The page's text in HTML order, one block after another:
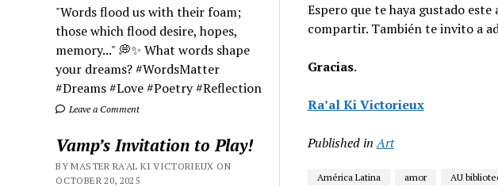
"Words flood us with their foam;
those which flood desire, hopes,
memory..." 💭✨ What words shape
your dreams? #WordsMatter
#Dreams #Love #Poetry #Reflection
Leave a Comment
Vamp’s Invitation to Play!
BY MASTER RA'AL KI VICTORIEUX ON
OCTOBER 20, 2025
Espero que te haya gustado
compartir. También te invito a
Gracias.
Ra’al Ki Victorieux
Published in Art
América Latina amor AU